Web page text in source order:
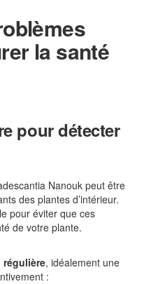
la santé
pour détecter
Nanouk peut être
des plantes d’intérieur.
pour éviter que ces
de votre plante.
, idéalement une
: